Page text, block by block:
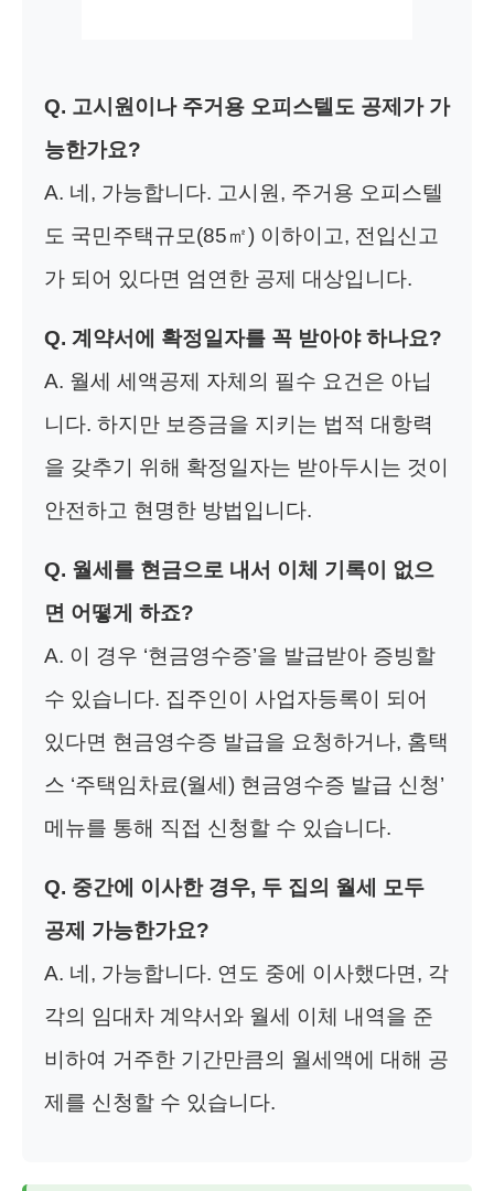
Q. 고시원이나 주거용 오피스텔도 공제가 가
능한가요?
A. 네, 가능합니다. 고시원, 주거용 오피스텔
도 국민주택규모(85㎡) 이하이고, 전입신고
가 되어 있다면 엄연한 공제 대상입니다.
Q. 계약서에 확정일자를 꼭 받아야 하나요?
A. 월세 세액공제 자체의 필수 요건은 아닙
니다. 하지만 보증금을 지키는 법적 대항력
을 갖추기 위해 확정일자는 받아두시는 것이
안전하고 현명한 방법입니다.
Q. 월세를 현금으로 내서 이체 기록이 없으
면 어떻게 하죠?
A. 이 경우 ‘현금영수증’을 발급받아 증빙할
수 있습니다. 집주인이 사업자등록이 되어
있다면 현금영수증 발급을 요청하거나, 홈택
스 ‘주택임차료(월세) 현금영수증 발급 신청’
메뉴를 통해 직접 신청할 수 있습니다.
Q. 중간에 이사한 경우, 두 집의 월세 모두
공제 가능한가요?
A. 네, 가능합니다. 연도 중에 이사했다면, 각
각의 임대차 계약서와 월세 이체 내역을 준
비하여 거주한 기간만큼의 월세액에 대해 공
제를 신청할 수 있습니다.